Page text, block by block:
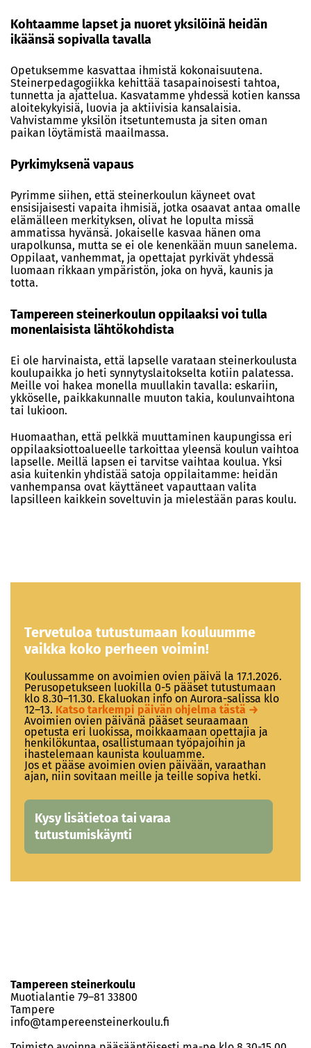
Kohtaamme lapset ja nuoret yksilöinä heidän
ikäänsä sopivalla tavalla
Opetuksemme kasvattaa ihmistä kokonaisuutena.
Steinerpedagogiikka kehittää tasapainoisesti tahtoa,
tunnetta ja ajattelua. Kasvatamme yhdessä kotien kanssa
aloitekykyisiä, luovia ja aktiivisia kansalaisia.
Vahvistamme yksilön itsetuntemusta ja siten oman
paikan löytämistä maailmassa.
Pyrkimyksenä vapaus
Pyrimme siihen, että steinerkoulun käyneet ovat
ensisijaisesti vapaita ihmisiä, jotka osaavat antaa omalle
elämälleen merkityksen, olivat he lopulta missä
ammatissa hyvänsä. Jokaiselle kasvaa hänen oma
urapolkunsa, mutta se ei ole kenenkään muun sanelema.
Oppilaat, vanhemmat, ja opettajat pyrkivät yhdessä
luomaan rikkaan ympäristön, joka on hyvä, kaunis ja
totta.
Tampereen steinerkoulun oppilaaksi voi tulla
monenlaisista lähtökohdista
Ei ole harvinaista, että lapselle varataan steinerkoulusta
koulupaikka jo heti synnytyslaitokselta kotiin palatessa.
Meille voi hakea monella muullakin tavalla: eskariin,
ykköselle, paikkakunnalle muuton takia, koulunvaihtona
tai lukioon.
Huomaathan, että pelkkä muuttaminen kaupungissa eri
oppilaaksiottoalueelle tarkoittaa yleensä koulun vaihtoa
lapselle. Meillä lapsen ei tarvitse vaihtaa koulua. Yksi
asia kuitenkin yhdistää satoja oppilaitamme: heidän
vanhempansa ovat käyttäneet vapauttaan valita
lapsilleen kaikkein soveltuvin ja mielestään paras koulu.
Tervetuloa tutustumaan kouluumme
vaikka koko perheen voimin!
Koulussamme on avoimien ovien päivä la 17.1.2026.
Perusopetukseen luokilla 0-5 pääset tutustumaan
klo 8.30–11.30. Ekaluokan info on Aurora-salissa klo
12–13. Katso tarkempi päivän ohjelma tästä →
Avoimien ovien päivänä pääset seuraamaan
opetusta eri luokissa, moikkaamaan opettajia ja
henkilökuntaa, osallistumaan työpajoihin ja
ihastelemaan kaunista kouluamme.
Jos et pääse avoimien ovien päivään, varaathan
ajan, niin sovitaan meille ja teille sopiva hetki.
Kysy lisätietoa tai varaa
tutustumiskäynti
Tampereen steinerkoulu
Muotialantie 79–81 33800
Tampere
info@tampereensteinerkoulu.fi